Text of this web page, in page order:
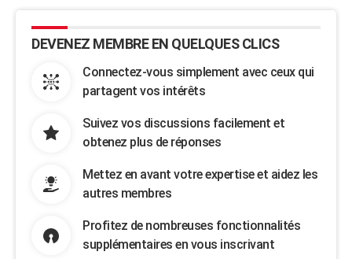
DEVENEZ MEMBRE EN QUELQUES CLICS
Connectez-vous simplement avec ceux qui
partagent vos intérêts
Suivez vos discussions facilement et
obtenez plus de réponses
Mettez en avant votre expertise et aidez les
autres membres
Profitez de nombreuses fonctionnalités
supplémentaires en vous inscrivant